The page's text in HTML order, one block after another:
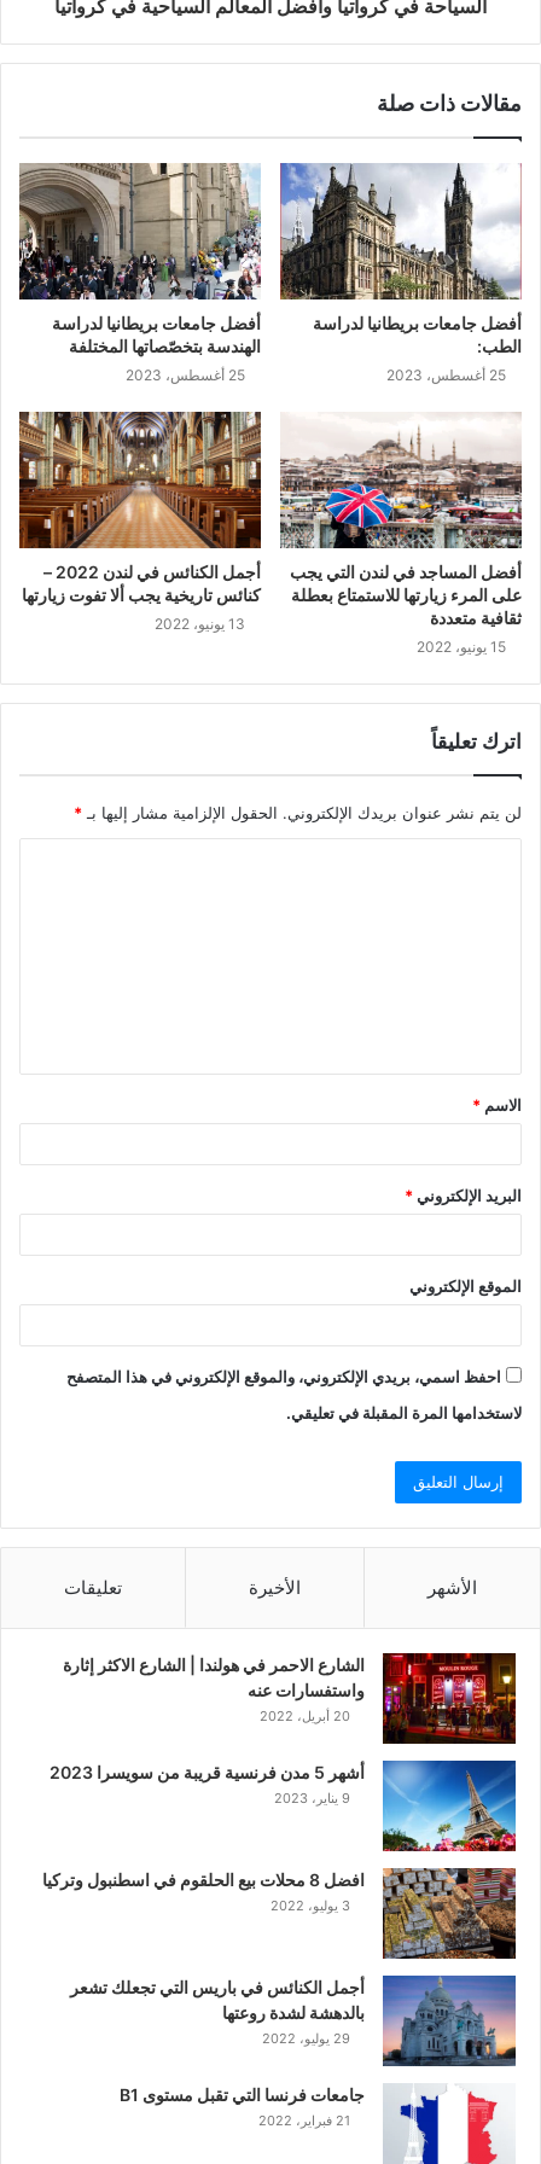
السياحة في كرواتيا وافضل المعالم السياحية في كرواتيا
مقالات ذات صلة
أفضل جامعات بريطانيا لدراسة
الطب:
25 أغسطس، 2023
أفضل جامعات بريطانيا لدراسة
الهندسة بتخصّصاتها المختلفة
25 أغسطس، 2023
أفضل المساجد في لندن التي يجب
على المرء زيارتها للاستمتاع بعطلة
ثقافية متعددة
15 يونيو، 2022
أجمل الكنائس في لندن 2022 –
كنائس تاريخية يجب ألا تفوت زيارتها
13 يونيو، 2022
اترك تعليقاً
لن يتم نشر عنوان بريدك الإلكتروني. الحقول الإلزامية مشار إليها بـ *
ق
*
الاسم *
البريد الإلكتروني*
الموقع الإلكتروني
احفظ اسمي، بريدي الإلكتروني، والموقع الإلكتروني في هذا المتصفح
لاستخدامها المرة المقبلة في تعليقي.
الأشهر الأخيرة تعليقات
الشارع الاحمر في هولندا | الشارع الاكثر إثارة
واستفسارات عنه
20 أبريل، 2022
أشهر 5 مدن فرنسية قريبة من سويسرا 2023
9 يناير، 2023
افضل 8 محلات بيع الحلقوم في اسطنبول وتركيا
3 يوليو، 2022
أجمل الكنائس في باريس التي تجعلك تشعر
بالدهشة لشدة روعتها
29 يوليو، 2022
جامعات فرنسا التي تقبل مستوى B1
21 فبراير، 2022